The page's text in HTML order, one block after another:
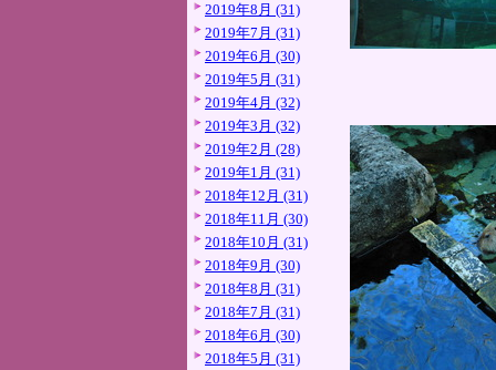
2019年8月 (31)
2019年7月 (31)
2019年6月 (30)
2019年5月 (31)
2019年4月 (32)
2019年3月 (32)
2019年2月 (28)
2019年1月 (31)
2018年12月 (31)
2018年11月 (30)
2018年10月 (31)
2018年9月 (30)
2018年8月 (31)
2018年7月 (31)
2018年6月 (30)
2018年5月 (31)